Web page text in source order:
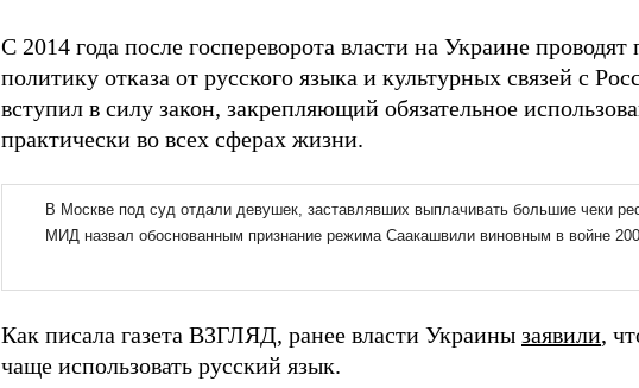
С 2014 года после госпереворота власти на Украине проводят
политику отказа от русского языка и культурных связей с
вступил в силу закон, закрепляющий обязательное
практически во всех сферах жизни.
Как писала газета ВЗГЛЯД, ранее власти Украины заявили,
чаще использовать русский язык.